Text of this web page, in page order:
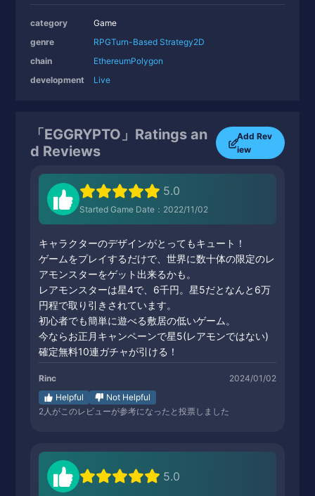
category
Game
genre
RPGTurn-Based Strategy2D
chain
EthereumPolygon
development
Live
「EGGRYPTO」Ratings an
d Reviews
Add Rev
iew
5.0
Started Game Date：2022/11/02
キャラクターのデザインがとってもキュート！
ゲームをプレイするだけで、世界に数十体の限定のレ
アモンスターをゲット出来るかも。
レアモンスターは星4で、6千円。星5だとなんと6万
円程で取り引きされています。
初心者でも簡単に遊べる敷居の低いゲーム。
今ならお正月キャンペーンで星5(レアモンではない)
確定無料10連ガチャが引ける！
Rinc
2024/01/02
Helpful
Not Helpful
2人がこのレビューが参考になったと投票しました
5.0